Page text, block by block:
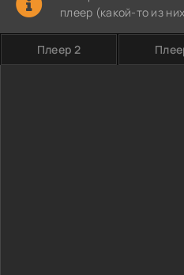
плеер (какой-то из
Плеер 2